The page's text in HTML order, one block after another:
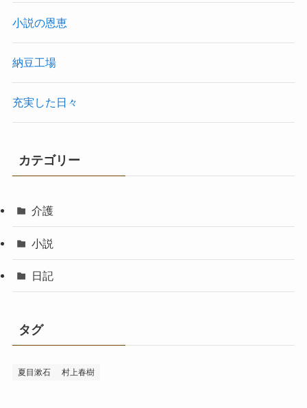
小説の恩恵
納豆工場
充実した日々
カテゴリー
介護
小説
日記
タグ
夏目漱石 村上春樹